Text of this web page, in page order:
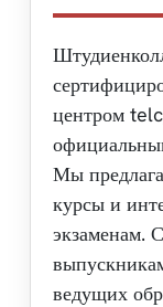
центром
Мы
курсы и
экзаменам.
ведущих